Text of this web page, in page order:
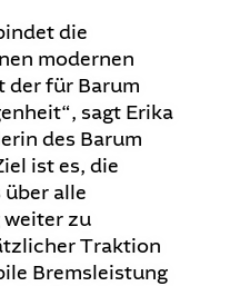
die
modernen
der für Barum
sagt Erika
des Barum
ist es, die
über alle
zu
Traktion
Bremsleistung